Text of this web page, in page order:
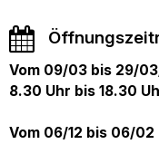
Vom 09/03 bis 29/
8.30 Uhr bis 18.30
Vom 06/12 bis 06/